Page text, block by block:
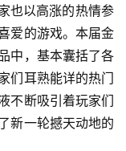
也以高涨的热情参
爱的游戏。本届金
中，基本囊括了各
们耳熟能详的热门
不断吸引着玩家们
新一轮撼天动地的